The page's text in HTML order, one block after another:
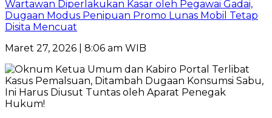
Wartawan Diperlakukan Kasar oleh Pegawai Gadai,
Dugaan Modus Penipuan Promo Lunas Mobil Tetap
Disita Mencuat
Maret 27, 2026 | 8:06 am WIB